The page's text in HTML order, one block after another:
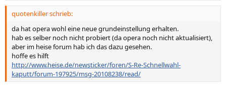
quotenkiller schrieb:
da hat opera wohl eine neue grundeinstellung erhalten.
hab es selber noch nicht probiert (da opera noch nicht aktualisiert),
aber im heise forum hab ich das dazu gesehen.
hoffe es hilft
http://www.heise.de/newsticker/foren/S-Re-Schnellwahl-
kaputt/forum-197925/msg-20108238/read/